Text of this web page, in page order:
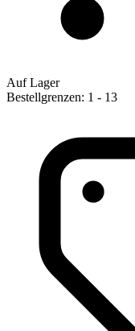
Auf Lager
Bestellgrenzen: 1 - 13